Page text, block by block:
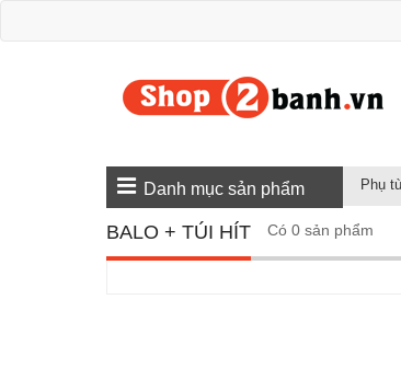
Phụ
Danh mục sản phẩm
BALO + TÚI HÍT Có 0 sản phẩm